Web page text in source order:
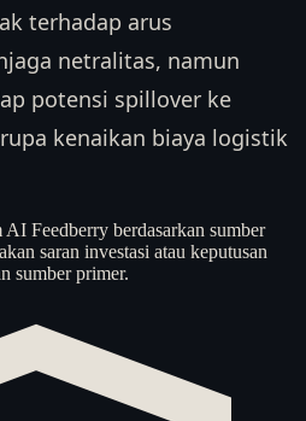
terhadap arus
netralitas, namun
potensi spillover ke
kenaikan biaya logistik
Feedberry berdasarkan sumber
saran investasi atau keputusan
sumber primer.